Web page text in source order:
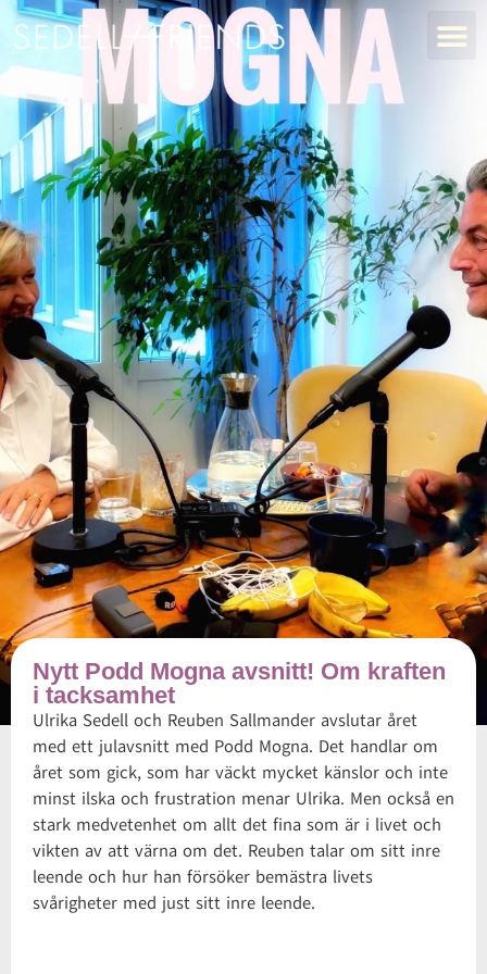
Nytt Podd Mogna avsnitt! Om kraften
i tacksamhet
Ulrika Sedell och Reuben Sallmander avslutar året
med ett julavsnitt med Podd Mogna. Det handlar om
året som gick, som har väckt mycket känslor och inte
minst ilska och frustration menar Ulrika. Men också en
stark medvetenhet om allt det fina som är i livet och
vikten av att värna om det. Reuben talar om sitt inre
leende och hur han försöker bemästra livets
svårigheter med just sitt inre leende.